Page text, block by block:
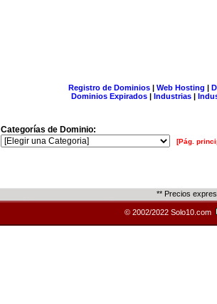
Registro de Dominios| Web Hosting |
Dominios Expirados | Industrias |
Categorías de Dominio:
[Pág.
** Precios
© 2002/2022 Solo10.com